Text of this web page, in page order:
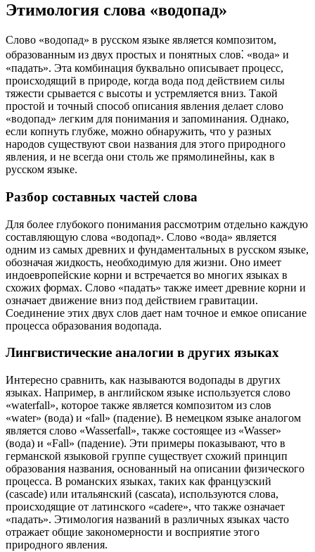
Этимология слова «водопад»
Слово «водопад» в русском языке является композитом,
образованным из двух простых и понятных слов⁚ «вода» и
«падать». Эта комбинация буквально описывает процесс,
происходящий в природе, когда вода под действием силы
тяжести срывается с высоты и устремляется вниз. Такой
простой и точный способ описания явления делает слово
«водопад» легким для понимания и запоминания. Однако,
если копнуть глубже, можно обнаружить, что у разных
народов существуют свои названия для этого природного
явления, и не всегда они столь же прямолинейны, как в
русском языке.
Разбор составных частей слова
Для более глубокого понимания рассмотрим отдельно каждую
составляющую слова «водопад». Слово «вода» является
одним из самых древних и фундаментальных в русском языке,
обозначая жидкость, необходимую для жизни. Оно имеет
индоевропейские корни и встречается во многих языках в
схожих формах. Слово «падать» также имеет древние корни и
означает движение вниз под действием гравитации.
Соединение этих двух слов дает нам точное и емкое описание
процесса образования водопада.
Лингвистические аналогии в других языках
Интересно сравнить, как называются водопады в других
языках. Например, в английском языке используется слово
«waterfall», которое также является композитом из слов
«water» (вода) и «fall» (падение). В немецком языке аналогом
является слово «Wasserfall», также состоящее из «Wasser»
(вода) и «Fall» (падение). Эти примеры показывают, что в
германской языковой группе существует схожий принцип
образования названия, основанный на описании физического
процесса. В романских языках, таких как французский
(cascade) или итальянский (cascata), используются слова,
происходящие от латинского «cadere», что также означает
«падать». Этимология названий в различных языках часто
отражает общие закономерности и восприятие этого
природного явления.